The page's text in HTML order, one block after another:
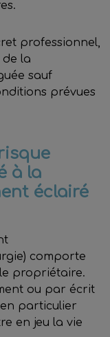
professionnel,
la
sauf
prévues
à la
éclairé
comporte
propriétaire.
ou par écrit
particulier
en jeu la vie